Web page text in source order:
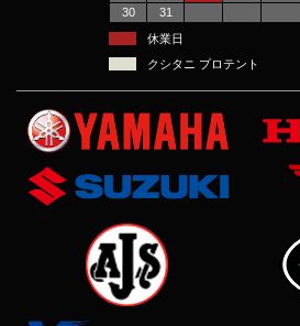
30
31
休業日
クシタニ プロテント